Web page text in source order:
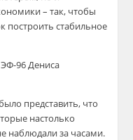
– так, чтобы
построить стабильное
96 Дениса
представить, что
настолько
наблюдали за часами.